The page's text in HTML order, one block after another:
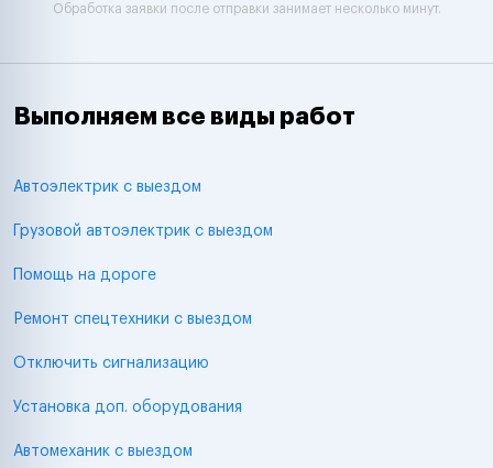
Обработка заявки после отправки занимает несколько минут.
Выполняем все виды работ
Автоэлектрик с выездом
Грузовой автоэлектрик с выездом
Помощь на дороге
Ремонт спецтехники с выездом
Отключить сигнализацию
Установка доп. оборудования
Автомеханик с выездом